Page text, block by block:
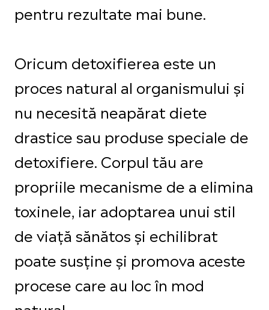
pentru rezultate mai bune.
Oricum detoxifierea este un
proces natural al organismului și
nu necesită neapărat diete
drastice sau produse speciale de
detoxifiere. Corpul tău are
propriile mecanisme de a elimina
toxinele, iar adoptarea unui stil
de viață sănătos și echilibrat
poate susține și promova aceste
procese care au loc în mod